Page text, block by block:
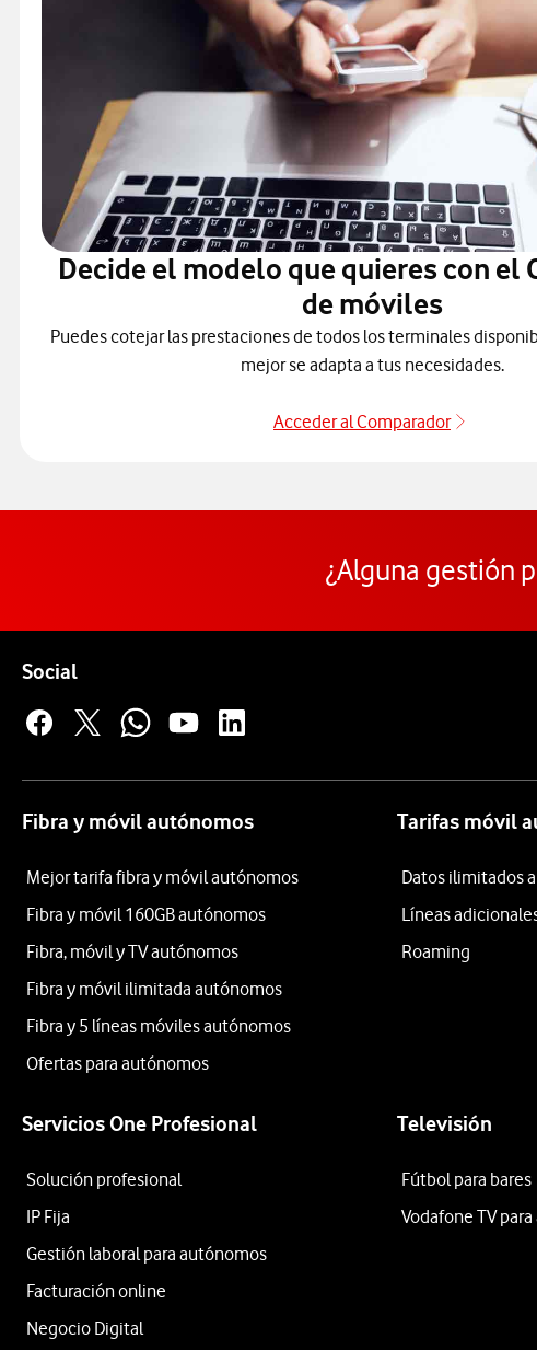
Decide el modelo que quieres con el
de móviles
Puedes cotejar las prestaciones de todos los terminales
mejor se adapta a tus necesidades.
Acceder al Comparador
¿Alguna gestión
SocialEnlaces a las redes sociales de Vodafone
Fibra y móvil autónomos
Mejor tarifa fibra y móvil autónomos
Fibra y móvil 160GB autónomos
Fibra, móvil y TV autónomos
Fibra y móvil ilimitada autónomos
Fibra y 5 líneas móviles autónomos
Ofertas para autónomos
Tarifas móvil
Datos ilimitados
Líneas
Roaming
Servicios One Profesional
Solución profesional
IP Fija
Gestión laboral para autónomos
Facturación online
Negocio Digital
Televisión
Fútbol para bares
Vodafone TV